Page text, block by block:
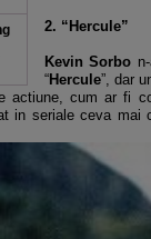
2. “Hercule”
Kevin Sorbo
“Hercule”, dar
cum ar fi
in seriale ceva mai